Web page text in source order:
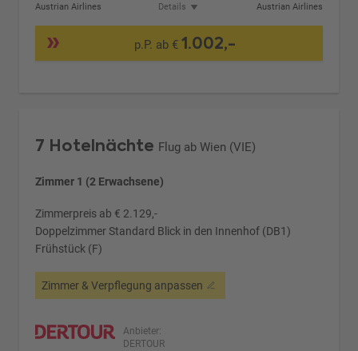
Austrian Airlines
Details
Austrian Airlines
p.P. ab € 1.002,-
7 Hotelnächte Flug ab Wien (VIE)
Zimmer 1 (2 Erwachsene)
Zimmerpreis ab € 2.129,-
Doppelzimmer Standard Blick in den Innenhof (DB1)
Frühstück (F)
Zimmer & Verpflegung anpassen
Anbieter:
DERTOUR